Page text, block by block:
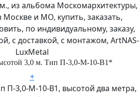
3,0 м. Тип П-3,0-М-10-В1*
+